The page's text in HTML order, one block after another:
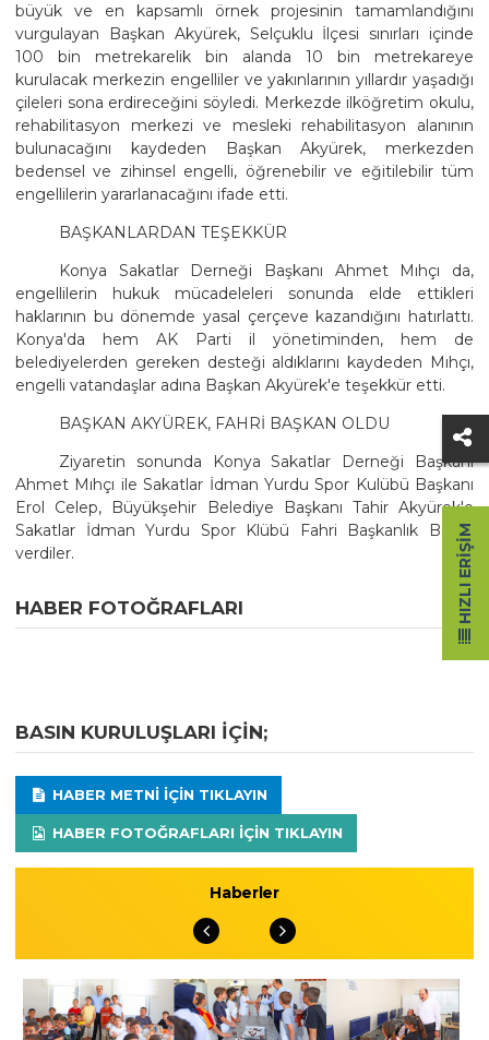
büyük ve en kapsamlı örnek projesinin tamamlandığını
vurgulayan Başkan Akyürek, Selçuklu İlçesi sınırları içinde
100 bin metrekarelik bin alanda 10 bin metrekareye
kurulacak merkezin engelliler ve yakınlarının yıllardır yaşadığı
çileleri sona erdireceğini söyledi. Merkezde ilköğretim okulu,
rehabilitasyon merkezi ve mesleki rehabilitasyon alanının
bulunacağını kaydeden Başkan Akyürek, merkezden
bedensel ve zihinsel engelli, öğrenebilir ve eğitilebilir tüm
engellilerin yararlanacağını ifade etti.
BAŞKANLARDAN TEŞEKKÜR
Konya Sakatlar Derneği Başkanı Ahmet Mıhçı da,
engellilerin hukuk mücadeleleri sonunda elde ettikleri
haklarının bu dönemde yasal çerçeve kazandığını hatırlattı.
Konya'da hem AK Parti il yönetiminden, hem de
belediyelerden gereken desteği aldıklarını kaydeden Mıhçı,
engelli vatandaşlar adına Başkan Akyürek'e teşekkür etti.
BAŞKAN AKYÜREK, FAHRİ BAŞKAN OLDU
Ziyaretin sonunda Konya Sakatlar Derneği Başkanı
Ahmet Mıhçı ile Sakatlar İdman Yurdu Spor Kulübü Başkanı
Erol Celep, Büyükşehir Belediye Başkanı Tahir Akyürek'e
Sakatlar İdman Yurdu Spor Klübü Fahri Başkanlık Beratı
verdiler.
HABER FOTOĞRAFLARI
BASIN KURULUŞLARI IÇIN;
HABER METNI IÇIN TIKLAYIN
HABER FOTOĞRAFLARI IÇIN TIKLAYIN
Haberler
HIZLI ERIŞIM